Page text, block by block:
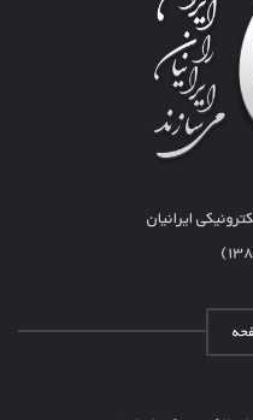
ایرانیان